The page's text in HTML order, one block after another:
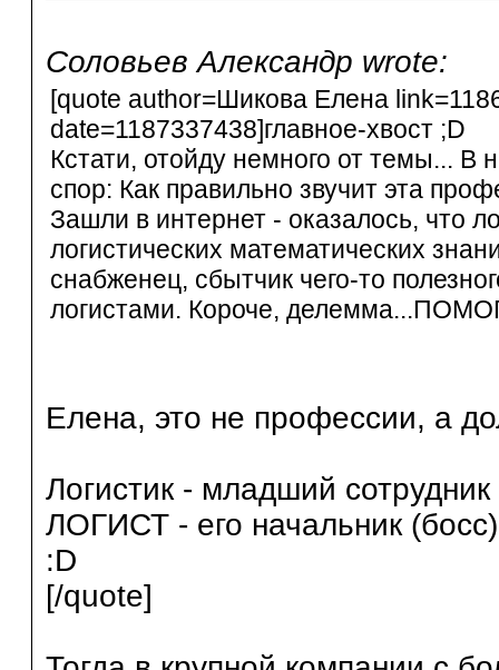
Соловьев Александр wrote:
[quote author=Шикова Елена
date=1187337438]главное-хвост ;D
Кстати, отойду немного от темы... В
спор: Как правильно звучит эта
Зашли в интернет - оказалось, что
логистических математических
снабженец, сбытчик чего-то
логистами. Короче,
Елена, это не профессии, а
Логистик - младший
ЛОГИСТ - его начальник
:D
[/quote]